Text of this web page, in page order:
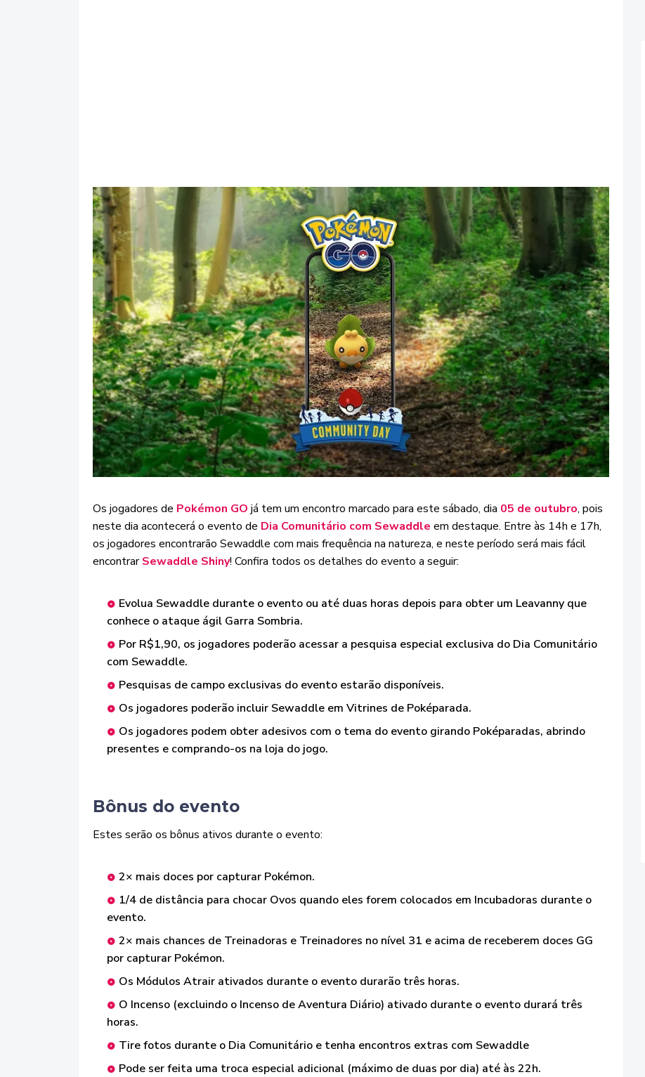
Os jogadores de Pokémon GO já tem um encontro marcado para este sábado, dia 05 de outubro, pois
neste dia acontecerá o evento de Dia Comunitário com Sewaddle em destaque. Entre às 14h e 17h,
os jogadores encontrarão Sewaddle com mais frequência na natureza, e neste período será mais fácil
encontrarSewaddle Shiny! Confira todos os detalhes do evento a seguir:
Evolua Sewaddle durante o evento ou até duas horas depois para obter um Leavanny que
conhece o ataque ágil Garra Sombria.
Por R$1,90, os jogadores poderão acessar a pesquisa especial exclusiva do Dia Comunitário
com Sewaddle.
Pesquisas de campo exclusivas do evento estarão disponíveis.
Os jogadores poderão incluir Sewaddle em Vitrines de Poképarada.
Os jogadores podem obter adesivos com o tema do evento girando Poképaradas, abrindo
presentes e comprando-os na loja do jogo.
Bônus do evento
Estes serão os bônus ativos durante o evento:
2× mais doces por capturar Pokémon.
1/4 de distância para chocar Ovos quando eles forem colocados em Incubadoras durante o
evento.
2× mais chances de Treinadoras e Treinadores no nível 31 e acima de receberem doces GG
por capturar Pokémon.
Os Módulos Atrair ativados durante o evento durarão três horas.
O Incenso (excluindo o Incenso de Aventura Diário) ativado durante o evento durará três
horas.
Tire fotos durante o Dia Comunitário e tenha encontros extras com Sewaddle
Pode ser feita uma troca especial adicional (máximo de duas por dia) até às 22h.